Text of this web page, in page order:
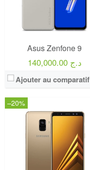
Asus Zenfone 9
140,000.00 د.ج
Ajouter au comparatif
–20%